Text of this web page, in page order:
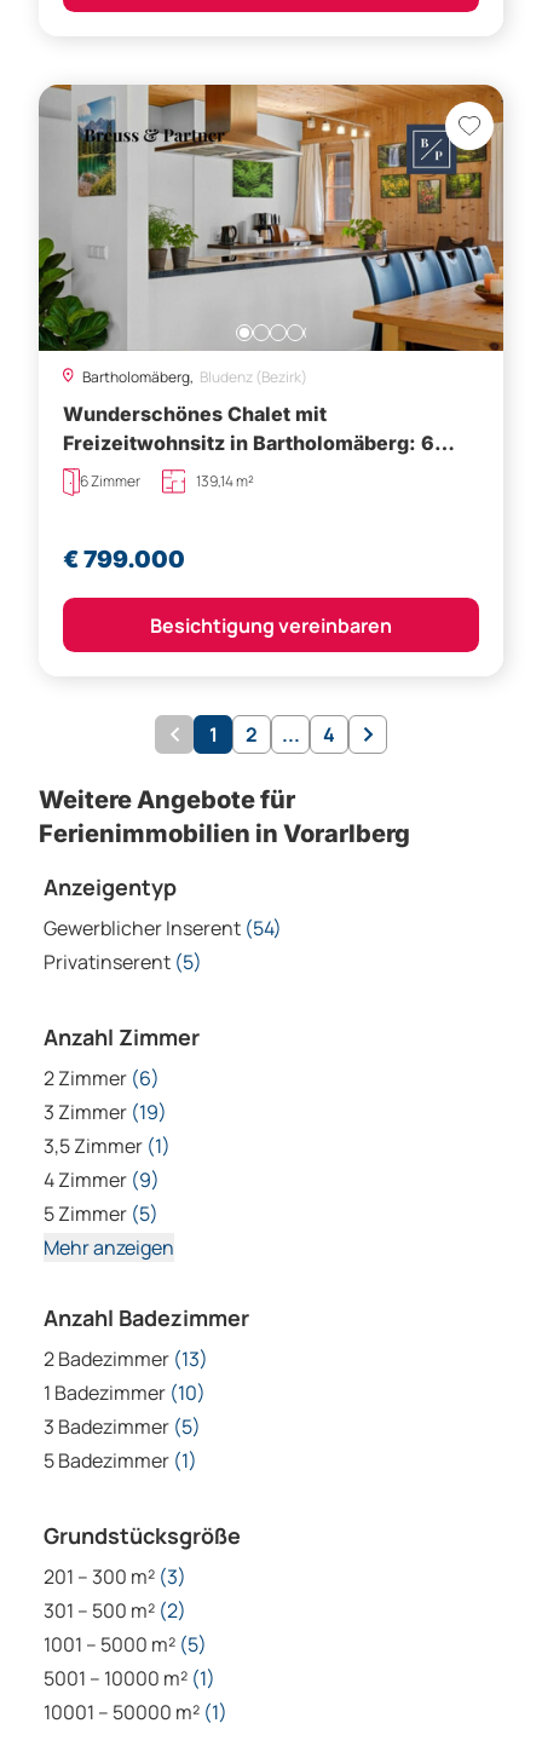
Bartholomäberg, Bludenz (Bezirk)
Wunderschönes Chalet mit
Freizeitwohnsitz in Bartholomäberg: 6
Zimmer, Garten und Terrasse- idyllisches
Kleinod!
6 Zimmer 139,14 m²
€ 799.000
Besichtigung vereinbaren
1 2 ... 4
Weitere Angebote für
Ferienimmobilien in Vorarlberg
Anzeigentyp
Gewerblicher Inserent (54)
Privatinserent (5)
Anzahl Zimmer
2 Zimmer (6)
3 Zimmer (19)
3,5 Zimmer (1)
4 Zimmer (9)
5 Zimmer (5)
Mehr anzeigen
Anzahl Badezimmer
2 Badezimmer (13)
1 Badezimmer (10)
3 Badezimmer (5)
5 Badezimmer (1)
Grundstücksgröße
201 – 300 m² (3)
301 – 500 m² (2)
1001 – 5000 m² (5)
5001 – 10000 m² (1)
10001 – 50000 m² (1)